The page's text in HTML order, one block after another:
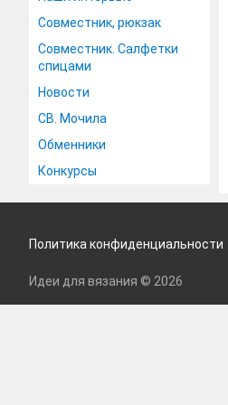
Совместник, рюкзак
Совместник. Салфетки
спицами
Новости
СВ. Мочила
Обменники
Конкурсы
Политика конфиденциальности
Идеи для вязания © 2026